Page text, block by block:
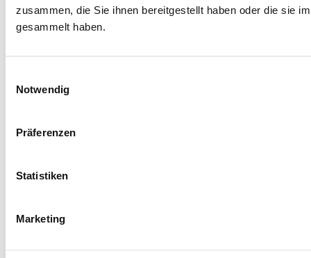
zusammen, die Sie ihnen bereitgestellt haben oder die sie
gesammelt haben.
Notwendig
Präferenzen
Statistiken
Marketing
CHAMPAGNE
VOLIMEA "NATUR"